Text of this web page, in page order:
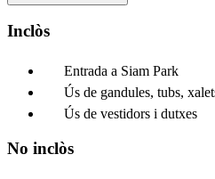
Inclòs
Entrada a Siam Park
Ús de gandules, tubs,
Ús de vestidors i dutxes
No inclòs